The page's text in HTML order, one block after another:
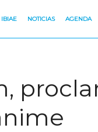
IBIAE NOTICIAS AGENDA